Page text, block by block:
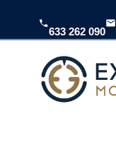
633 262 090